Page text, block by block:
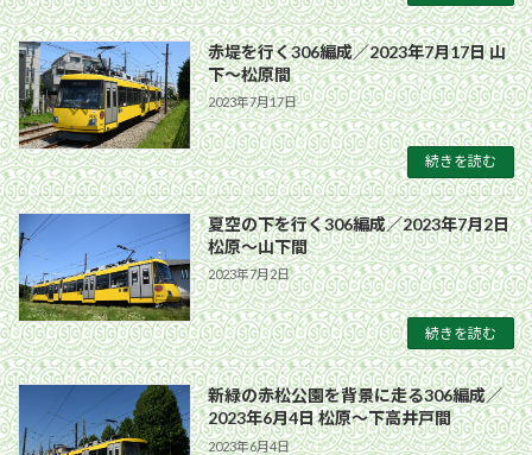
赤堤を行く306編成／2023年7月17日 山
下〜松原間
2023年7月17日
続きを読む
夏空の下を行く306編成／2023年7月2日
松原〜山下間
2023年7月2日
続きを読む
新緑の赤松公園を背景に走る306編成／
2023年6月4日 松原〜下高井戸間
2023年6月4日